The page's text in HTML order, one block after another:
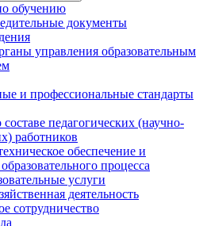
обучению
документы
управления образовательным
и профессиональные стандарты
педагогических (научно-
работников
обеспечение и
процесса
услуги
деятельность
сотрудничество